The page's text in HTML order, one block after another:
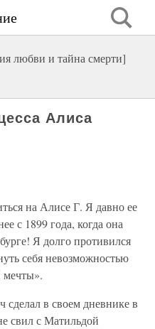
любви и тайна смерти]
Алиса
на Алисе Г. Я давно ее
с 1899 года, когда она
Я долго противился
себя невозможностью
мечты».
в своем дневнике в
свил с Матильдой